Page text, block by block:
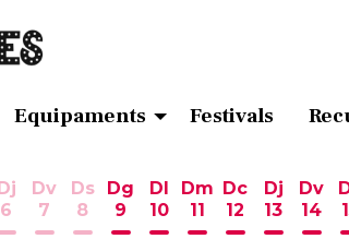
Equipaments Festivals
4 d'agost5 d'agost
Dj
6
Dijous 6 d'agost
Dv
7
Divendres 7 d'agost
Ds
8
Dissabte 8 d'agost
Dg
9
Diumenge 9 d'agost
Dl
10
Dilluns 10 d'agost
Dm
11
Dimarts 11
Dc
12
Dimecres
Dj
13
Dijous
Dv
14